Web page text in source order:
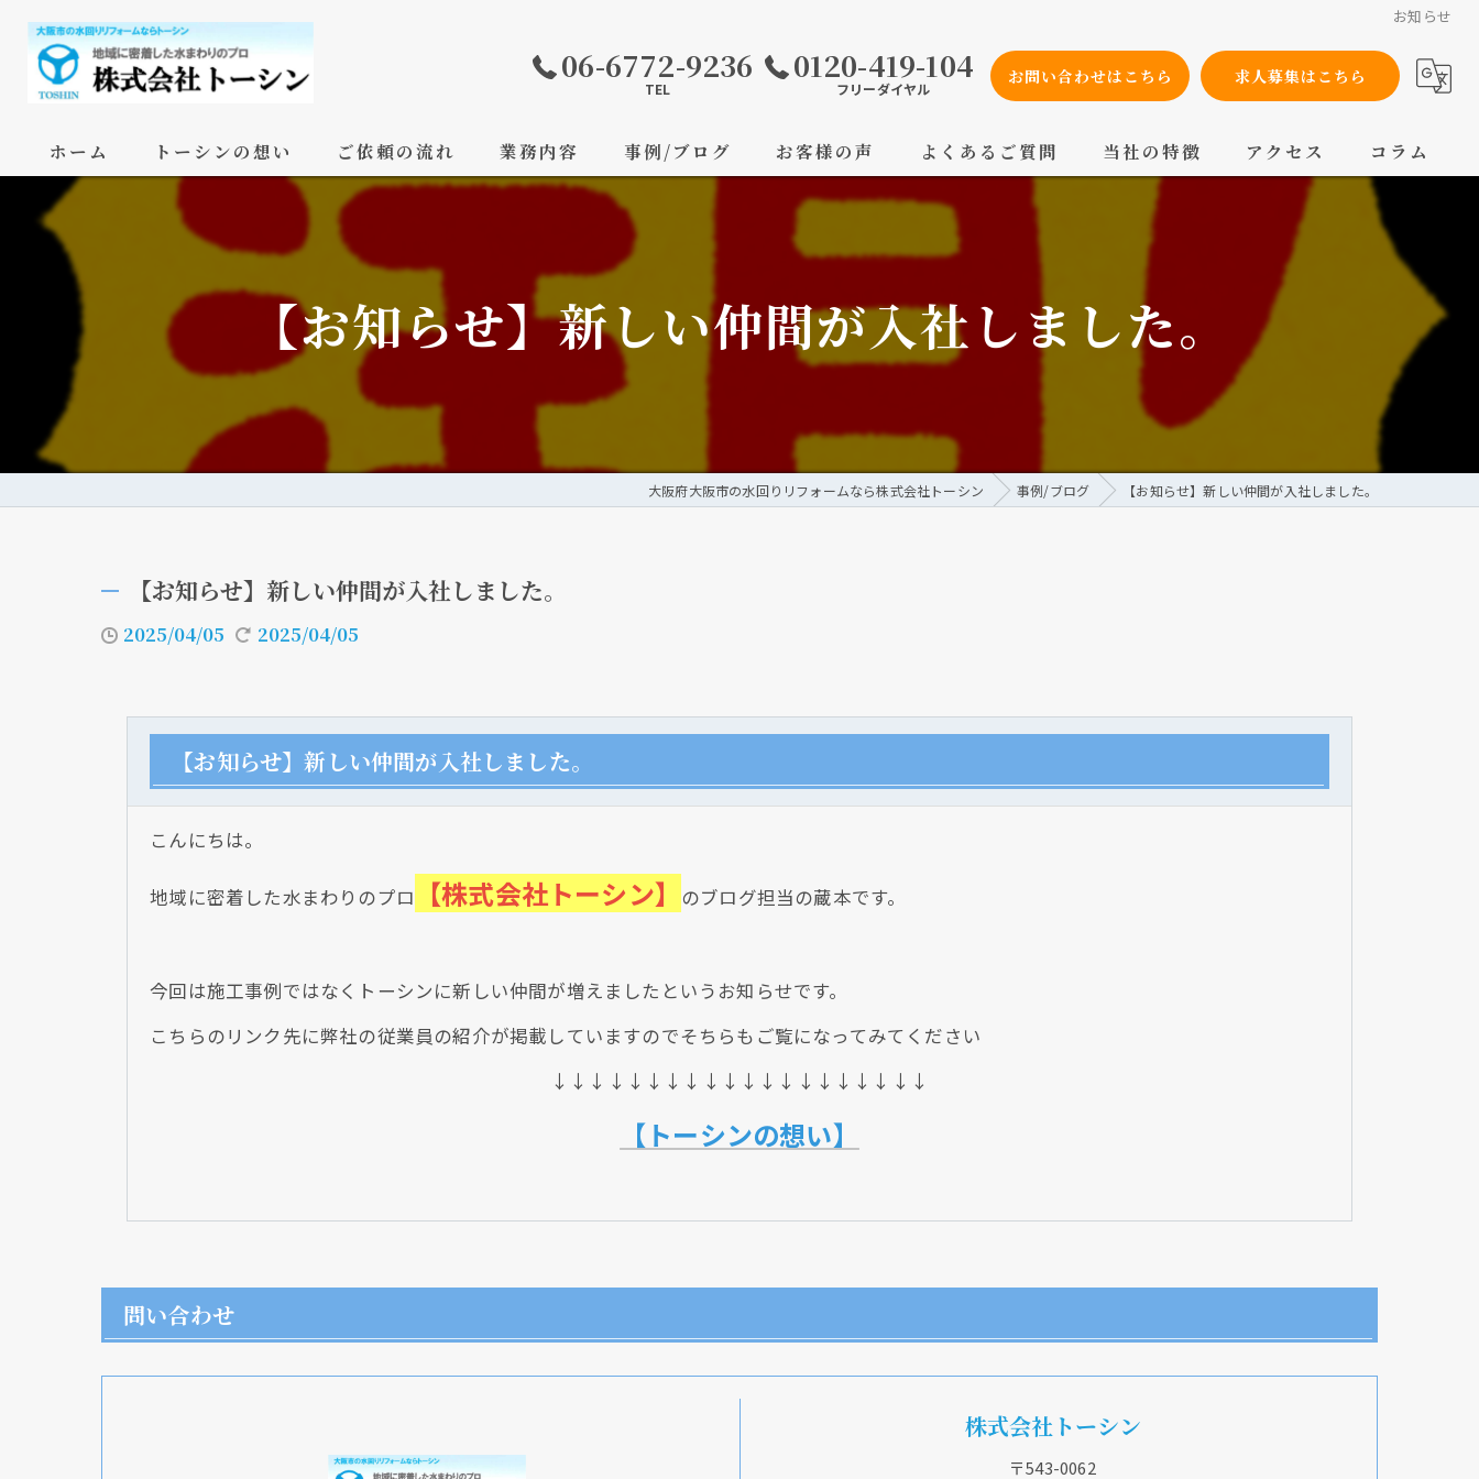
お知らせ
06-6772-9236
TEL
0120-419-104
フリーダイヤル
お問い合わせはこちら 求人募集はこちら
ホーム トーシンの想い ご依頼の流れ 業務内容 事例/ブログ お客様の声 よくあるご質問 当社の特徴
設備工事
メンテナンス
アクセス コラム
【お知らせ】新しい仲間が入社しました。
大阪府大阪市の水回りリフォームなら株式会社トーシン 事例/ブログ 【お知らせ】新しい仲間が入社しました。
【お知らせ】新しい仲間が入社しました。
2025/04/05 2025/04/05
【お知らせ】新しい仲間が入社しました。
こんにちは。
地域に密着した水まわりのプロ 【株式会社トーシン】 のブログ担当の蔵本です。
今回は施工事例ではなくトーシンに新しい仲間が増えましたというお知らせです。
こちらのリンク先に弊社の従業員の紹介が掲載していますのでそちらもご覧になってみてください
↓↓↓↓↓↓↓↓↓↓↓↓↓↓↓↓↓↓↓↓
【トーシンの想い】
問い合わせ
株式会社トーシン
〒543-0062